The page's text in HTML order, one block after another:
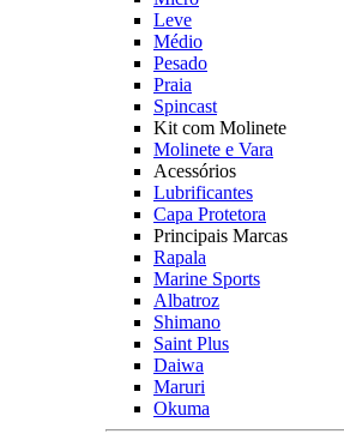
Leve
Médio
Pesado
Praia
Spincast
Kit com Molinete
Molinete e Vara
Acessórios
Lubrificantes
Capa Protetora
Principais Marcas
Rapala
Marine Sports
Albatroz
Shimano
Saint Plus
Daiwa
Maruri
Okuma